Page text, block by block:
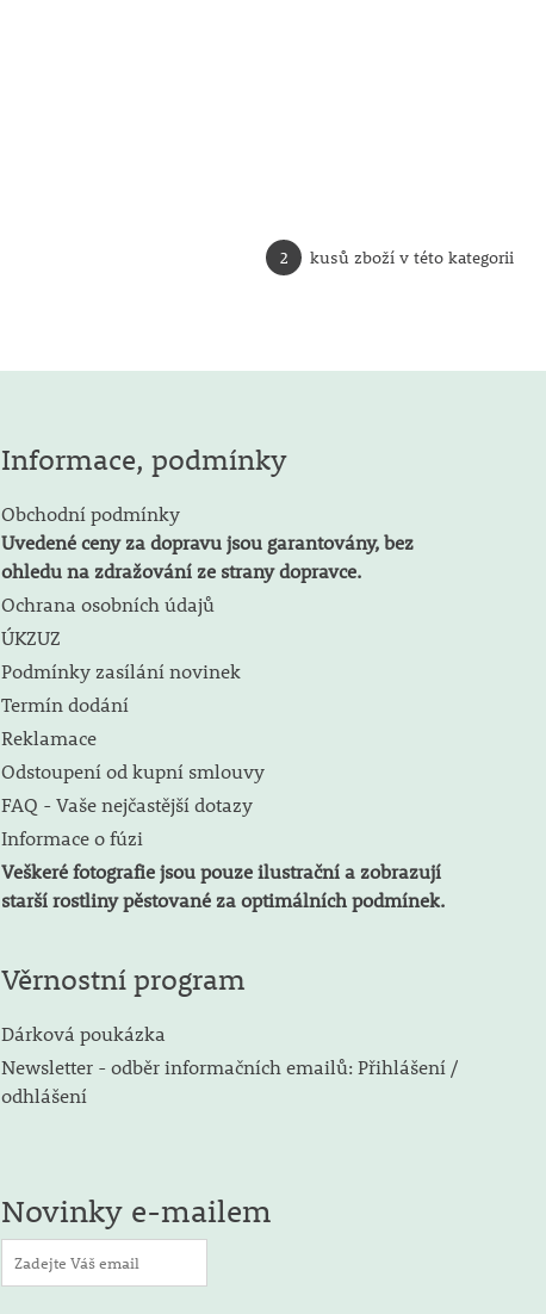
2 kusů zboží v této kategorii
Informace, podmínky
Obchodní podmínky
Uvedené ceny za dopravu jsou garantovány, bez
ohledu na zdražování ze strany dopravce.
Ochrana osobních údajů
ÚKZUZ
Podmínky zasílání novinek
Termín dodání
Reklamace
Odstoupení od kupní smlouvy
FAQ - Vaše nejčastější dotazy
Informace o fúzi
Veškeré fotografie jsou pouze ilustrační a zobrazují
starší rostliny pěstované za optimálních podmínek.
Věrnostní program
Dárková poukázka
Newsletter - odběr informačních emailů: Přihlášení /
odhlášení
Novinky e-mailem